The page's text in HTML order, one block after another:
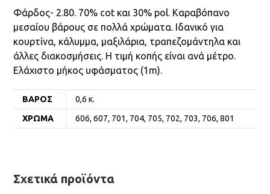
Φάρδος- 2.80. 70% cot και 30% pol. Καραβόπανο
μεσαίου βάρους σε πολλά χρώματα. Ιδανικό για
κουρτίνα, κάλυμμα, μαξιλάρια, τραπεζομάντηλα και
άλλες διακοσμήσεις. Η τιμή κοπής είναι ανά μέτρο.
Ελάχιστο μήκος υφάσματος (1m).
ΒΆΡΟΣ
0,6 κ.
ΧΡΏΜΑ
606, 607, 701, 704, 705, 702, 703, 706, 801
Σχετικά προϊόντα